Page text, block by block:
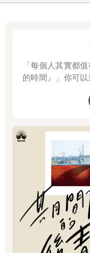
是將這一點當成自己對
件、事故、年幼時受到
當然，那些事並非完全
的人都過著一樣的人生
以不順利，是因為現在
如果是過去的經驗導致
們沒有時光機可用，眼
會把以前的事端出來說
候，搶先一步主張原因
不需要負責任的話，即
己並未屈居人下。
若真心想要改善關係，
真的「沒有邂逅的機會」
也有人並非從過去，而
的理由，所謂「沒有邂
這些人會說，就算想談
所裡都是女性／男性，
「每個人其實都
的時間』」你可以